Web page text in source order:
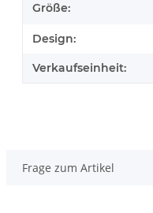
Größe:
Design:
Verkaufseinheit:
Frage zum Artikel